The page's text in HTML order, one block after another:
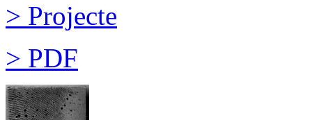
> Projecte
> PDF